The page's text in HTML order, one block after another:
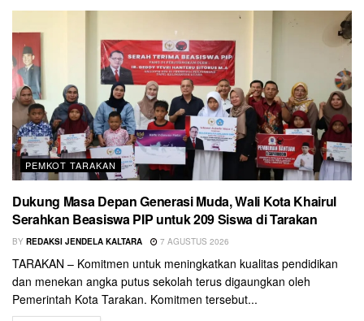
PEMKOT TARAKAN
Dukung Masa Depan Generasi Muda, Wali Kota Khairul
Serahkan Beasiswa PIP untuk 209 Siswa di Tarakan
BY REDAKSI JENDELA KALTARA 7 AGUSTUS 2026
TARAKAN – Komitmen untuk meningkatkan kualitas pendidikan
dan menekan angka putus sekolah terus digaungkan oleh
Pemerintah Kota Tarakan. Komitmen tersebut...